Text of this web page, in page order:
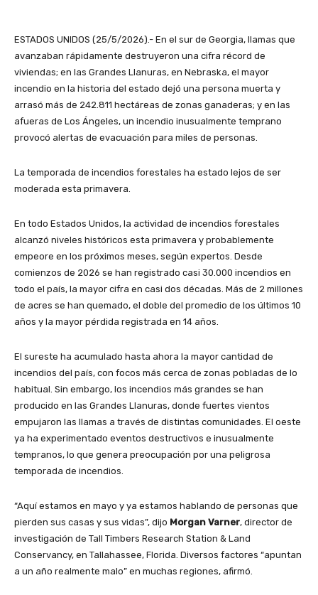
ESTADOS UNIDOS (25/5/2026).- En el sur de Georgia, llamas que
avanzaban rápidamente destruyeron una cifra récord de
viviendas; en las Grandes Llanuras, en Nebraska, el mayor
incendio en la historia del estado dejó una persona muerta y
arrasó más de 242.811 hectáreas de zonas ganaderas; y en las
afueras de Los Ángeles, un incendio inusualmente temprano
provocó alertas de evacuación para miles de personas.
La temporada de incendios forestales ha estado lejos de ser
moderada esta primavera.
En todo Estados Unidos, la actividad de incendios forestales
alcanzó niveles históricos esta primavera y probablemente
empeore en los próximos meses, según expertos. Desde
comienzos de 2026 se han registrado casi 30.000 incendios en
todo el país, la mayor cifra en casi dos décadas. Más de 2 millones
de acres se han quemado, el doble del promedio de los últimos 10
años y la mayor pérdida registrada en 14 años.
El sureste ha acumulado hasta ahora la mayor cantidad de
incendios del país, con focos más cerca de zonas pobladas de lo
habitual. Sin embargo, los incendios más grandes se han
producido en las Grandes Llanuras, donde fuertes vientos
empujaron las llamas a través de distintas comunidades. El oeste
ya ha experimentado eventos destructivos e inusualmente
tempranos, lo que genera preocupación por una peligrosa
temporada de incendios.
“Aquí estamos en mayo y ya estamos hablando de personas que
pierden sus casas y sus vidas”, dijo Morgan Varner, director de
investigación de Tall Timbers Research Station & Land
Conservancy, en Tallahassee, Florida. Diversos factores “apuntan
a un año realmente malo” en muchas regiones, afirmó.